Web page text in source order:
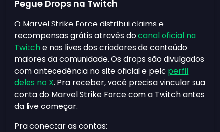
Pegue Drops na Twitch
O Marvel Strike Force distribui claims e
recompensas grátis através docanal oficial na
Twitche nas lives dos criadores de conteúdo
maiores da comunidade. Os drops são divulgados
com antecedência no site oficial e pelo perfil
deles no X. Pra receber, você precisa vincular sua
conta do Marvel Strike Force com a Twitch antes
da live começar.
Pra conectar as contas: